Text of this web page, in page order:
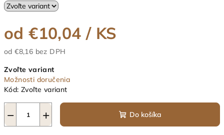
od€10,04 / KS
od€8,16 bez DPH
cena:
Zvoľte variant
Možnosti doručenia
Kód: Zvoľte variant
+
− Do košíka